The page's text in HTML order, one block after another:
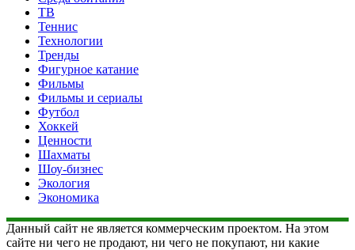
ТВ
Теннис
Технологии
Тренды
Фигурное катание
Фильмы
Фильмы и сериалы
Футбол
Хоккей
Ценности
Шахматы
Шоу-бизнес
Экология
Экономика
Данный сайт не является коммерческим проектом. На этом
сайте ни чего не продают, ни чего не покупают, ни какие